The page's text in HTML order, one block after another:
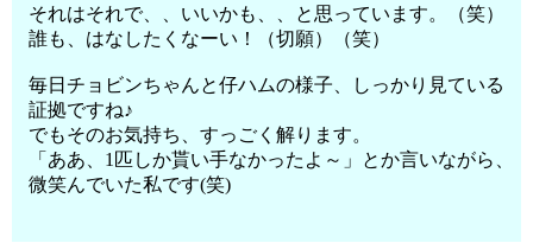
それはそれで、、いいかも、、と思っています。（笑）
誰も、はなしたくなーい！（切願）（笑）
毎日チョビンちゃんと仔ハムの様子、しっかり見ている
証拠ですね♪
でもそのお気持ち、すっごく解ります。
「ああ、1匹しか貰い手なかったよ～」とか言いながら、
微笑んでいた私です(笑)